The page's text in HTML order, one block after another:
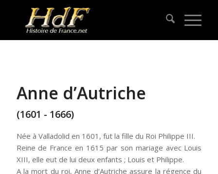
Anne d’Autriche
(1601 - 1666)
Née à Valladolid en 1601, fut la fille du Roi Philippe III.
Reine de France en 1615 par son mariage avec Louis
XIII, elle eut de lui deux enfants ; Louis et Philippe.
A la mort du roi, Anne d’Autriche assure la régence du